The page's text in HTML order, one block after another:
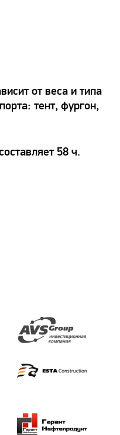
от веса и типа
тент, фургон,
58 ч.